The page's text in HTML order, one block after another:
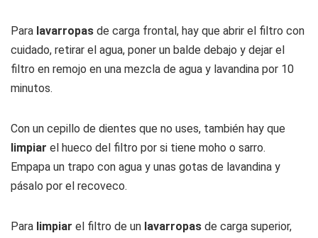
Para lavarropas de carga frontal, hay que abrir el filtro con
cuidado, retirar el agua, poner un balde debajo y dejar el
filtro en remojo en una mezcla de agua y lavandina por 10
minutos.
Con un cepillo de dientes que no uses, también hay que
limpiar el hueco del filtro por si tiene moho o sarro.
Empapa un trapo con agua y unas gotas de lavandina y
pásalo por el recoveco.
Para limpiar el filtro de un lavarropas de carga superior,